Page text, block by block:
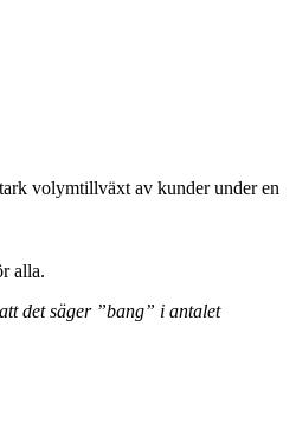
volymtillväxt av kunder under en
alla.
det säger ”bang” i antalet